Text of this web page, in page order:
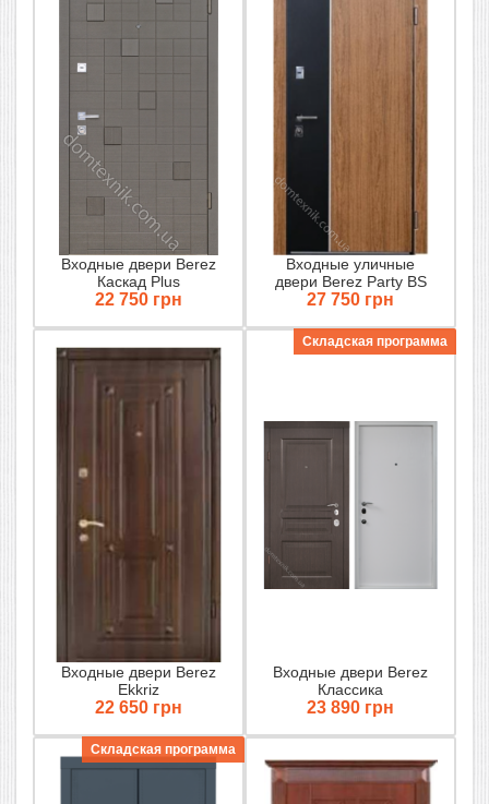
Входные двери Berez
Каскад Plus
22 750 грн
Входные уличные
двери Berez Party BS
27 750 грн
Входные двери Berez
Ekkriz
22 650 грн
Входные двери Berez
Классика
23 890 грн
Складская программа
Складская программа